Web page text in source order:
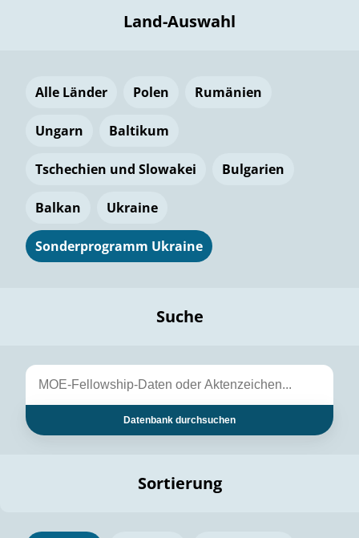
Land-Auswahl
Alle Länder Polen Rumänien
Ungarn Baltikum
Tschechien und Slowakei Bulgarien
Balkan Ukraine
Sonderprogramm Ukraine
Suche
Datenbank durchsuchen
Sortierung